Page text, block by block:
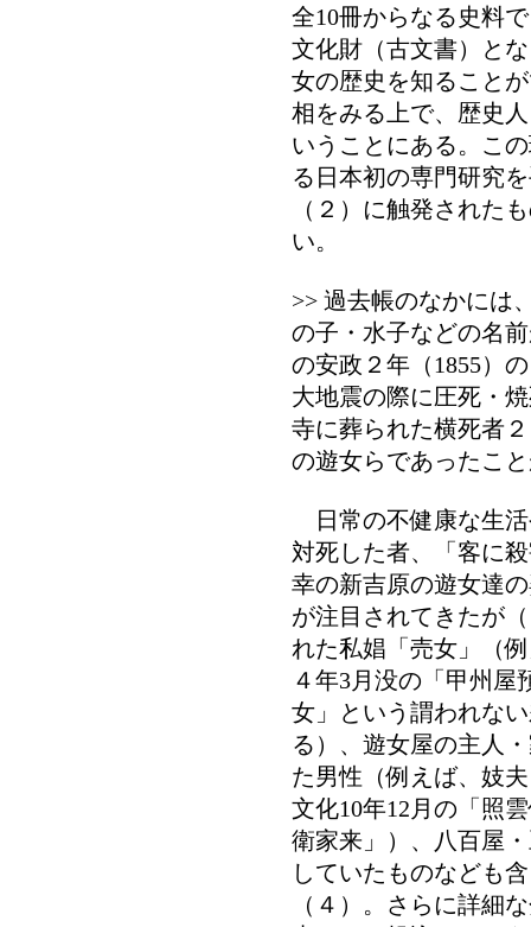
全10冊からなる史料
文化財（古文書）と
女の歴史を知ること
相をみる上で、歴史
いうことにある。こ
る日本初の専門研究
（２）に触発された
い。
>> 過去帳のなかには
の子・水子などの名
の安政２年（1855）
大地震の際に圧死・
寺に葬られた横死者
の遊女らであったこ
日常の不健康な生
対死した者、「客に
幸の新吉原の遊女達
が注目されてきたが
れた私娼「売女」（
４年3月没の「甲州屋
女」という謂われな
る）、遊女屋の主人
た男性（例えば、妓
文化10年12月の「
衛家来」）、八百屋
していたものなども
（４）。さらに詳細